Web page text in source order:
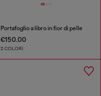
Portafoglio a libro in fior di pelle
€150.00
2 COLORI